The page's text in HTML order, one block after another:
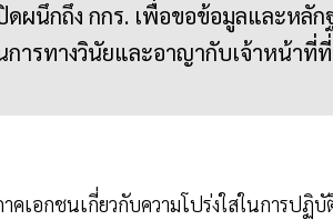
ดผนึกถึง กกร. เพื่อขอข้อมูลและหลั
ารทางวินัยและอาญากับเจ้าหน้าที่
เอกชนเกี่ยวกับความโปร่งใสในการปฏิบั